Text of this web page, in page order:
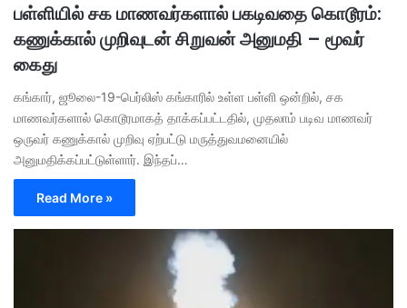
பள்ளியில் சக மாணவர்களால் பகடிவதை கொடூரம்:
கணுக்கால் முறிவுடன் சிறுவன் அனுமதி – மூவர்
கைது
கங்கார், ஜூலை-19-பெர்லிஸ் கங்காரில் உள்ள பள்ளி ஒன்றில், சக
மாணவர்களால் கொடூரமாகத் தாக்கப்பட்டதில், முதலாம் படிவ மாணவர்
ஒருவர் கணுக்கால் முறிவு ஏற்பட்டு மருத்துவமனையில்
அனுமதிக்கப்பட்டுள்ளார். இந்தப்…
Read More »